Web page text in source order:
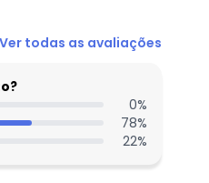
N/D*
R$ 65,24
R$ 60,57
R$ 65,24
N/D*
Ver todas as avaliações
0%
78%
22%